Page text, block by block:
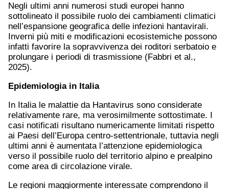
Negli ultimi anni numerosi studi europei hanno
sottolineato il possibile ruolo dei cambiamenti climatici
nell’espansione geografica delle infezioni hantavirali.
Inverni più miti e modificazioni ecosistemiche possono
infatti favorire la sopravvivenza dei roditori serbatoio e
prolungare i periodi di trasmissione (Fabbri et al.,
2025).
Epidemiologia in Italia
In Italia le malattie da Hantavirus sono considerate
relativamente rare, ma verosimilmente sottostimate. I
casi notificati risultano numericamente limitati rispetto
ai Paesi dell’Europa centro-settentrionale, tuttavia negli
ultimi anni è aumentata l’attenzione epidemiologica
verso il possibile ruolo del territorio alpino e prealpino
come area di circolazione virale.
Le regioni maggiormente interessate comprendono il